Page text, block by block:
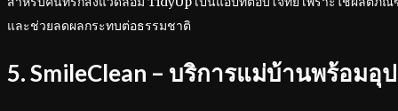
และช่วยลดผลกระทบต่อธรรมชาติ
5. SmileClean – บริการแม่บ้านพร้อมอุ